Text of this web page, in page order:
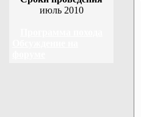
июль 2010